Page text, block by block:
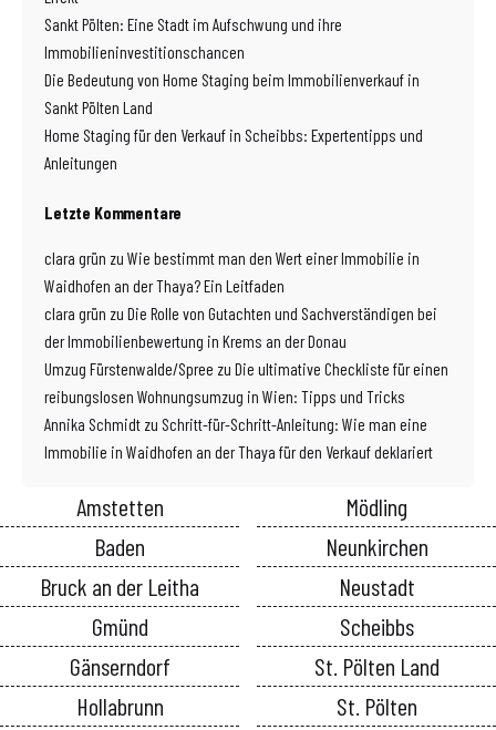
Sankt Pölten: Eine Stadt im Aufschwung und ihre
Immobilieninvestitionschancen
Die Bedeutung von Home Staging beim Immobilienverkauf in
Sankt Pölten Land
Home Staging für den Verkauf in Scheibbs: Expertentipps und
Anleitungen
Letzte Kommentare
clara grün zu Wie bestimmt man den Wert einer Immobilie in
Waidhofen an der Thaya? Ein Leitfaden
clara grün zu Die Rolle von Gutachten und Sachverständigen bei
der Immobilienbewertung in Krems an der Donau
Umzug Fürstenwalde/Spree zu Die ultimative Checkliste für einen
reibungslosen Wohnungsumzug in Wien: Tipps und Tricks
Annika Schmidt zu Schritt-für-Schritt-Anleitung: Wie man eine
Immobilie in Waidhofen an der Thaya für den Verkauf deklariert
Amstetten
Baden
Bruck an der Leitha
Gmünd
Gänserndorf
Hollabrunn
Mödling
Neunkirchen
Neustadt
Scheibbs
St. Pölten Land
St. Pölten